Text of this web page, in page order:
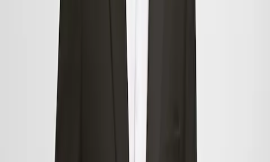
Oprócz tej swobody, kolejną zaletą zakupów online jest to, że możesz
zdobyć odzież i akcesoria, które są sprzedawane tylko online. W
rzeczywistości wiele marek, w tym Mango, oferuje wybór, którego nie
znajdziesz w sklepie stacjonarnym. Z tego powodu zalecamy, aby
podczas wyprzedaży zajrzeć do obu sklepów, aby upewnić się, że
niczego nie przegapisz i znajdziesz to, czego szukasz.